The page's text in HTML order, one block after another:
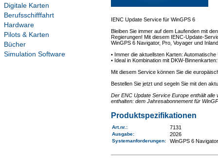
Digitale Karten
Berufsschifffahrt
Hardware
Pilots & Karten
Bücher
Simulation Software
IENC Update Service für WinGPS 6
Bleiben Sie immer auf dem Laufenden mit
Regierungen! Mit diesem IENC-Update-
WinGPS 6 Navigator, Pro, Voyager und
• Immer die aktuellsten Karten:
• Ideal in Kombination mit DKW-
Mit diesem Service können Sie die
Bestellen Sie jetzt und segeln Sie mit den
Der ENC Update Service Europe enthält
enthalten: dem Jahresabonnement für
Produktspezifikationen
Art.nr. : 7131
Ausgabe: 2026
Systemanforderungen: WinGPS 6